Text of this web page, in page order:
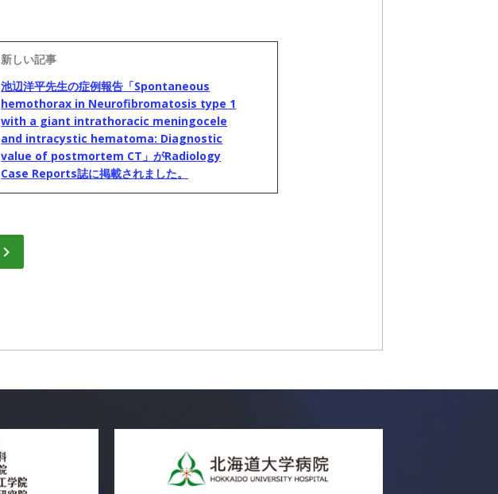
池辺洋平先生の症例報告「Spontaneous
hemothorax in Neurofibromatosis type 1
with a giant intrathoracic meningocele
and intracystic hematoma: Diagnostic
value of postmortem CT」がRadiology
Case Reports誌に掲載されました。